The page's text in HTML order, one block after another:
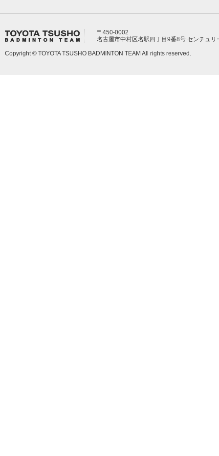
〒450-0002
名古屋市中村区名駅四丁目9番8号 センチュリ
Copyright © TOYOTA TSUSHO BADMINTON TEAM All rights reserved.